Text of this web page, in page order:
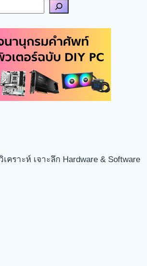
คราะห์ เจาะลึก Hardware & Software